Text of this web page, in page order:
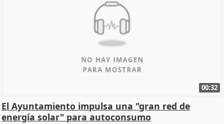
00:32
El Ayuntamiento impulsa una "gran red de
energía solar" para autoconsumo